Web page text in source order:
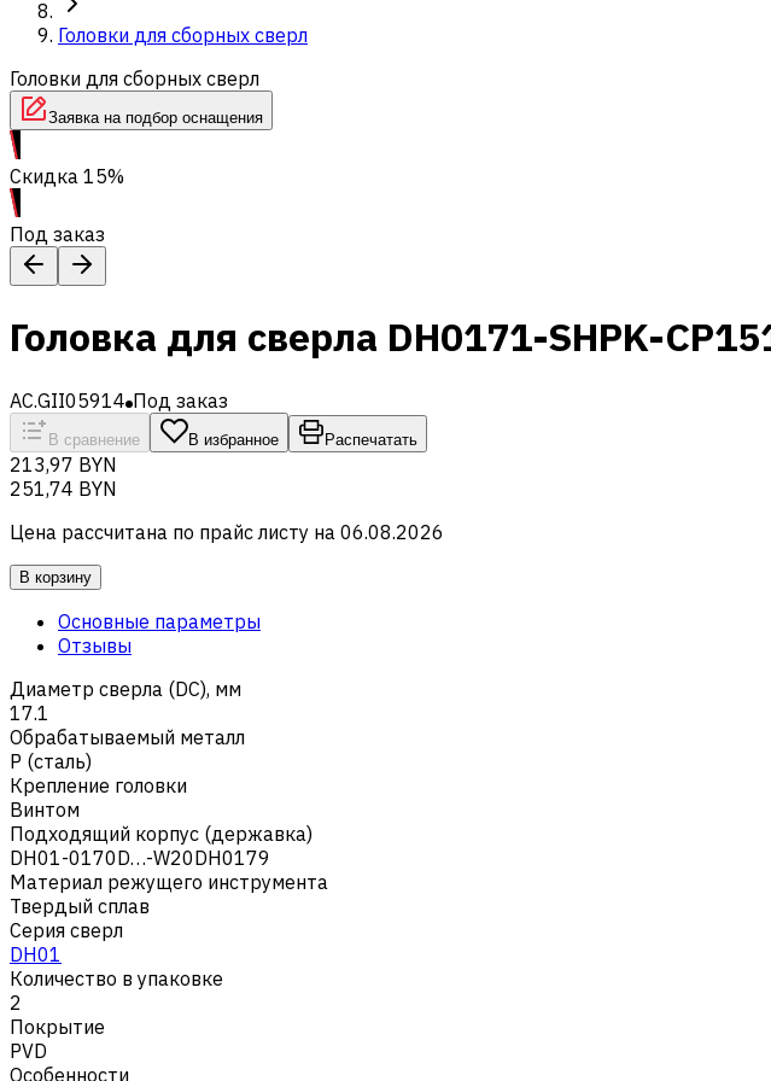
Головки для сборных сверл
Головки для сборных сверл
Заявка на подбор оснащения
Скидка 15%
Под заказ
Головка для сверла DH0171-SHPK-
AC.GII05914 Под заказ
В сравнение В избранное Распечатать
213,97 BYN
251,74 BYN
Цена рассчитана по прайс листу на 06.08.2026
В корзину
Основные параметры
Отзывы
Диаметр сверла (DC), мм
17.1
Обрабатываемый металл
Р (сталь)
Крепление головки
Винтом
Подходящий корпус (державка)
DH01-0170D…-W20DH0179
Материал режущего инструмента
Твердый сплав
Серия сверл
DH01
Количество в упаковке
2
Покрытие
PVD
Особенности